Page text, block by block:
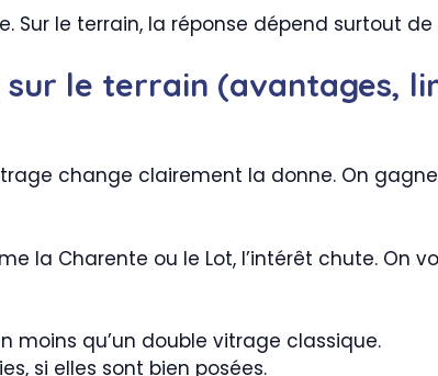
le terrain, la réponse dépend surtout
le terrain (avantages,
change clairement la donne. On
la Charente ou le Lot, l’intérêt chute. On
moins qu’un double vitrage classique.
si elles sont bien posées.